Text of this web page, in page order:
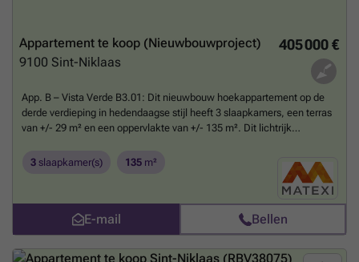
405 000 €
Appartement te koop (Nieuwbouwproject)
9100 Sint-Niklaas
App. B – Vista Verde B3.01: Dit nieuwbouw hoekappartement op de
derde verdieping in hedendaagse stijl heeft 3 slaapkamers, een terras
van +/- 29 m² en een oppervlakte van +/- 135 m². Dit lichtrijk
stadsrand van Sint-Niklaas. De woonbuurt Terneuzenwegel is gelegen
aan het recent aangelegde stadspark, met autoluwe leef -en
speelstraten dicht bij alle voorzieningen van de stad.Terneuzenwegel
biedt een gevarieerd aanbod aan verschillende woontypologieën.
Wens je een huis met een eigen tuin of zoek je eerder een
appartement met groot terras? De keuze is aan jou. De huizen en
appartementen zijn alvast klaar voor de toekomst!Deze fase is
3 slaapkamer(s) 135 m²
E-mail Bellen